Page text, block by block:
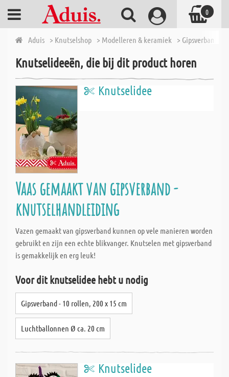
Aduis > Knutselshop > Modelleren & keramiek > Gipsverband
Knutselideeën, die bij dit product horen
Knutselidee
Vaas gemaakt van gipsverband -
knutselhandleiding
Vazen gemaakt van gipsverband kunnen op vele manieren worden
gebruikt en zijn een echte blikvanger. Knutselen met gipsverband
is gemakkelijk en erg leuk!
Voor dit knutselidee hebt u nodig
Gipsverband - 10 rollen, 200 x 15 cm
Luchtballonnen Ø ca. 20 cm
Knutselidee
0